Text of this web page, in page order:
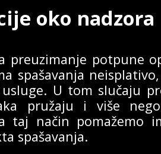
oko
preuzimanje potpune
spašavanja
U tom slučaju
pružaju i više
taj način pomažemo
spašavanja.